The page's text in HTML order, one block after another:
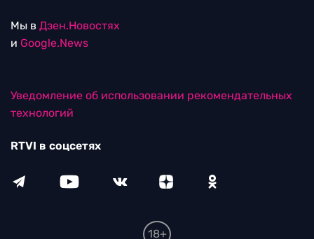
Мы в Дзен.Новостях
и Google.News
Уведомление об использовании рекомендательных
технологий
RTVI в соцсетях
18+